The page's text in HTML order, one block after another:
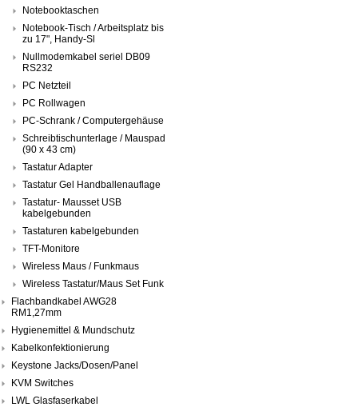
Notebooktaschen
Notebook-Tisch / Arbeitsplatz bis
zu 17", Handy-Sl
Nullmodemkabel seriel DB09
RS232
PC Netzteil
PC Rollwagen
PC-Schrank / Computergehäuse
Schreibtischunterlage / Mauspad
(90 x 43 cm)
Tastatur Adapter
Tastatur Gel Handballenauflage
Tastatur- Mausset USB
kabelgebunden
Tastaturen kabelgebunden
TFT-Monitore
Wireless Maus / Funkmaus
Wireless Tastatur/Maus Set Funk
Flachbandkabel AWG28
RM1,27mm
Hygienemittel & Mundschutz
Kabelkonfektionierung
Keystone Jacks/Dosen/Panel
KVM Switches
LWL Glasfaserkabel